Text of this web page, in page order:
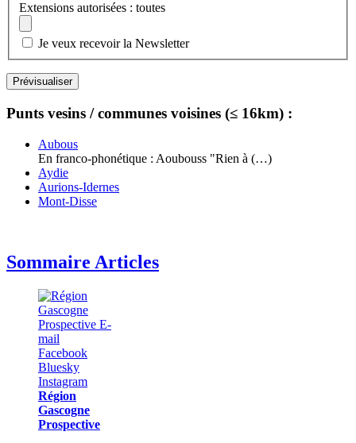
Extensions autorisées : toutes
Je veux recevoir la Newsletter
Punts vesins / communes voisines (≤ 16km) :
Aubous
En franco-phonétique : Aoubouss "Rien à (…)
Aydie
Aurions-Idernes
Mont-Disse
Sommaire Articles
Région
Gascogne
Prospective